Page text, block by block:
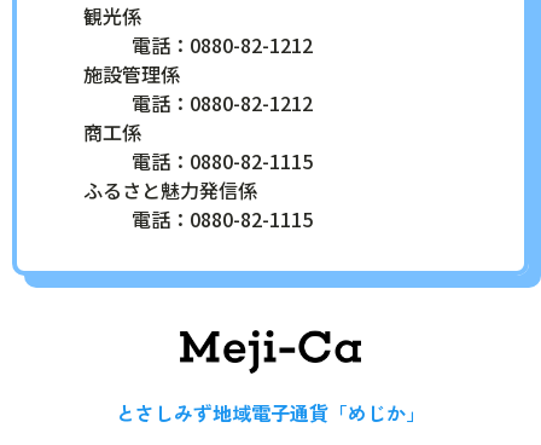
観光係
電話：0880-82-1212
施設管理係
電話：0880-82-1212
商工係
電話：0880-82-1115
ふるさと魅力発信係
電話：0880-82-1115
とさしみず地域電子通貨「めじか」